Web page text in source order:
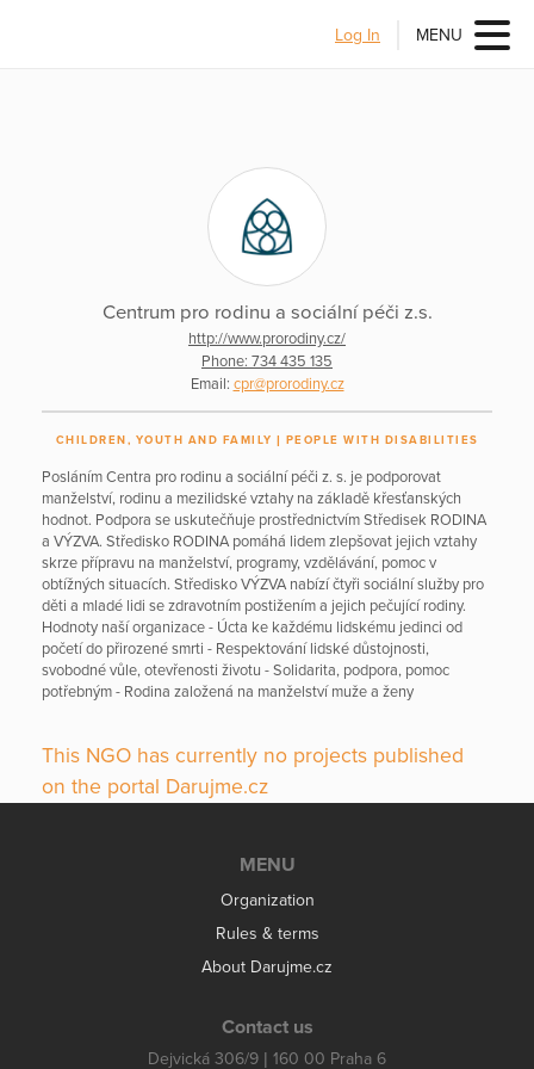
Log In MENU
Centrum pro rodinu a sociální péči z.s.
http://www.prorodiny.cz/
Phone: 734 435 135
Email: cpr@prorodiny.cz
CHILDREN, YOUTH AND FAMILY PEOPLE WITH DISABILITIES
Posláním Centra pro rodinu a sociální péči z. s. je podporovat
manželství, rodinu a mezilidské vztahy na základě křesťanských
hodnot. Podpora se uskutečňuje prostřednictvím Středisek RODINA
a VÝZVA. Středisko RODINA pomáhá lidem zlepšovat jejich vztahy
skrze přípravu na manželství, programy, vzdělávání, pomoc v
obtížných situacích. Středisko VÝZVA nabízí čtyři sociální služby pro
děti a mladé lidi se zdravotním postižením a jejich pečující rodiny.
Hodnoty naší organizace - Úcta ke každému lidskému jedinci od
početí do přirozené smrti - Respektování lidské důstojnosti,
svobodné vůle, otevřenosti životu - Solidarita, podpora, pomoc
potřebným - Rodina založená na manželství muže a ženy
This NGO has currently no projects published
on the portal Darujme.cz
MENU
Organization
Rules & terms
About Darujme.cz
Contact us
Dejvická 306/9 | 160 00 Praha 6